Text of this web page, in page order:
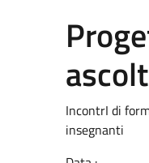
IncontrI di
insegnanti